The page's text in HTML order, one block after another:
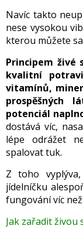
Navíc takto
nese vysokou
kterou můžete
Principem
kvalitní
vitamínů,
prospěšných
potenciál
dostává víc,
lépe odrážet
spalovat tuk.
Z toho
jídelníčku
fungování víc
Jak zařadit živou